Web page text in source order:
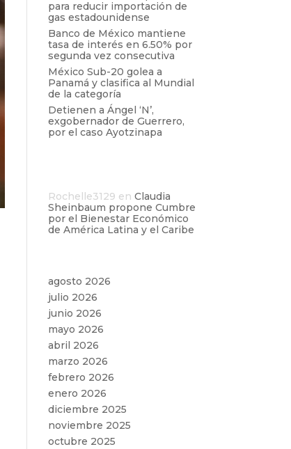
para reducir importación de
gas estadounidense
Banco de México mantiene
tasa de interés en 6.50% por
segunda vez consecutiva
México Sub-20 golea a
Panamá y clasifica al Mundial
de la categoría
Detienen a Ángel ‘N’,
exgobernador de Guerrero,
por el caso Ayotzinapa
Rochelle3129 en Claudia
Sheinbaum propone Cumbre
por el Bienestar Económico
de América Latina y el Caribe
agosto 2026
julio 2026
junio 2026
mayo 2026
abril 2026
marzo 2026
febrero 2026
enero 2026
diciembre 2025
noviembre 2025
octubre 2025